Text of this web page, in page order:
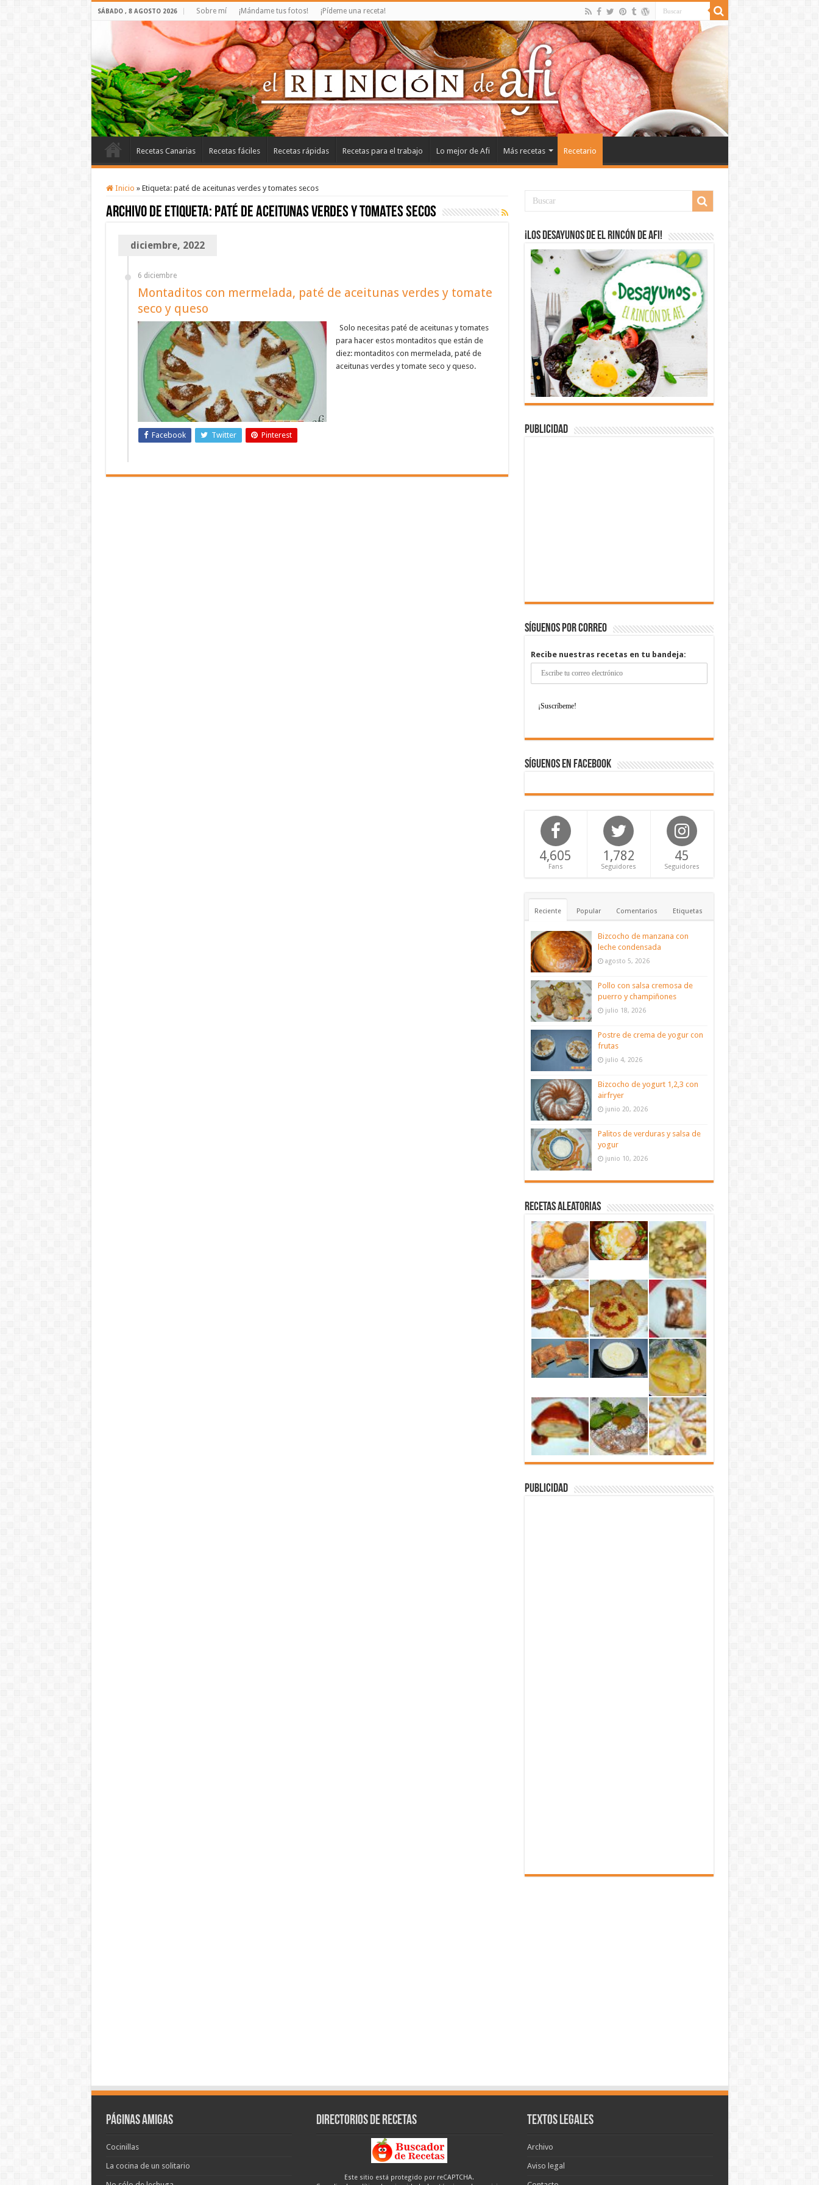
SÁBADO , 8 AGOSTO 2026 Sobre mí ¡Mándame tus fotos! ¡Pídeme una receta!
Recetas Canarias Recetas fáciles Recetas rápidas Recetas para el trabajo Lo mejor de Afi Más recetas Recetario
Inicio » Etiqueta: paté de aceitunas verdes y tomates secos
Archivo de etiqueta: paté de aceitunas verdes y tomates secos
diciembre, 2022
6 diciembre
Montaditos con mermelada, paté de aceitunas verdes y tomate
seco y queso
Solo necesitas paté de aceitunas y tomates
para hacer estos montaditos que están de
diez: montaditos con mermelada, paté de
aceitunas verdes y tomate seco y queso.
Facebook Twitter Pinterest
¡Los desayunos de El Rincón de Afi!
Publicidad
Síguenos por correo
Recibe nuestras recetas en tu bandeja:
Síguenos en Facebook
4,605
Fans
1,782
Seguidores
45
Seguidores
Reciente Popular Comentarios Etiquetas
Bizcocho de manzana con
leche condensada
agosto 5, 2026
Pollo con salsa cremosa de
puerro y champiñones
julio 18, 2026
Postre de crema de yogur con
frutas
julio 4, 2026
Bizcocho de yogurt 1,2,3 con
airfryer
junio 20, 2026
Palitos de verduras y salsa de
yogur
junio 10, 2026
Recetas aleatorias
Publicidad
Páginas amigas
Cocinillas
La cocina de un solitario
Directorios de recetas
Este sitio está protegido por reCAPTCHA.
Textos legales
Archivo
Aviso legal